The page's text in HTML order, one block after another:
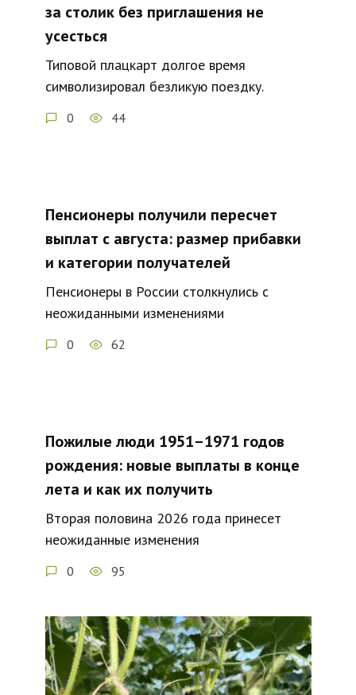
за столик без приглашения не
усесться
Типовой плацкарт долгое время
символизировал безликую поездку.
0 44
Пенсионеры получили пересчет
выплат с августа: размер прибавки
и категории получателей
Пенсионеры в России столкнулись с
неожиданными изменениями
0 62
Пожилые люди 1951–1971 годов
рождения: новые выплаты в конце
лета и как их получить
Вторая половина 2026 года принесет
неожиданные изменения
0 95